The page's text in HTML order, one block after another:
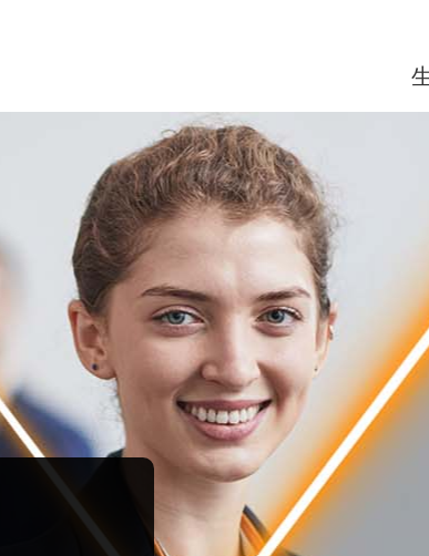
存储设备柜
区而异，请与您的代表确认该产品是否在您所在地区有售
文件
新闻